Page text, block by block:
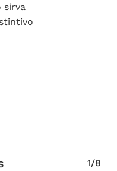
sirva
1/8